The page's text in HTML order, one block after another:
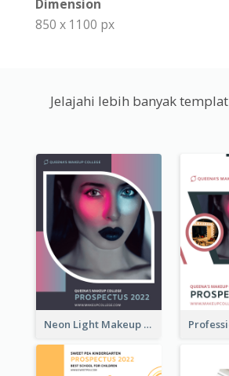
Dimension
850 x 1100 px
Jelajahi lebih banyak
Neon Light Makeup School Prospectus